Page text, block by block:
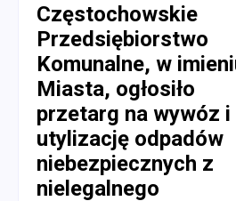
Częstochowskie
Przedsiębiorstwo
Komunalne, w
Miasta, ogłosiło
przetarg na wywóz i
utylizację odpadów
niebezpiecznych z
nielegalnego